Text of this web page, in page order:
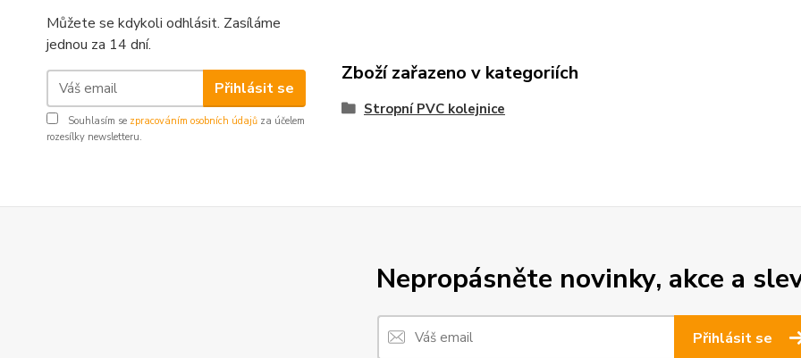
Můžete se kdykoli odhlásit. Zasíláme
jednou za 14 dní.
Přihlásit se
Souhlasím se zpracováním osobních údajů za účelem
rozesílky newsletteru.
Zboží zařazeno v kategoriích
Stropní PVC kolejnice
Nepropásněte novinky, akce a
Přihlásit se